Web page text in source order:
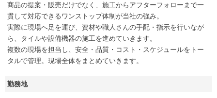
商品の提案・販売だけでなく、施工からアフターフォローまで一
貫して対応できるワンストップ体制が当社の強み。
実際に現場へ足を運び、資材や職人さんの手配・指示を行いなが
ら、タイルや設備機器の施工を進めていきます。
複数の現場を担当し、安全・品質・コスト・スケジュールをトー
タルで管理。現場全体をまとめていきます。
勤務地